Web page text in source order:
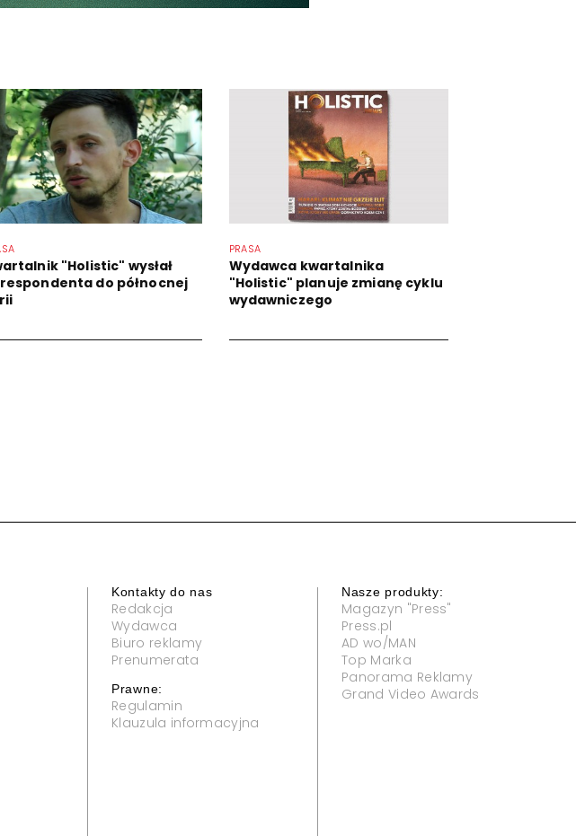
"Holistic" wysłał
do północnej
PRASA
Wydawca kwartalnika
"Holistic" planuje zmianę cyklu
wydawniczego
Kontakty do nas
Redakcja
Wydawca
Biuro reklamy
Prenumerata
Prawne:
Regulamin
Klauzula informacyjna
Nasze produkty:
Magazyn "Press"
Press.pl
AD wo/MAN
Top Marka
Panorama Reklamy
Grand Video Awards